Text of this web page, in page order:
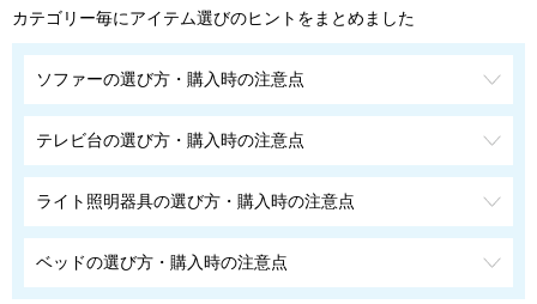
カテゴリー毎にアイテム選びのヒントをまとめました
ソファーの選び方・購入時の注意点
テレビ台の選び方・購入時の注意点
ライト照明器具の選び方・購入時の注意点
ベッドの選び方・購入時の注意点